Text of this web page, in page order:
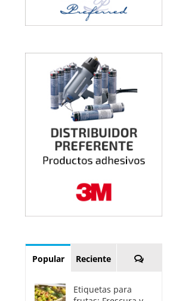
Popular Reciente
Etiquetas para